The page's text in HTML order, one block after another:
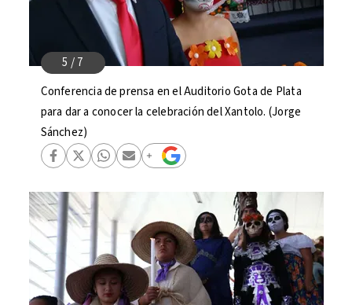
Conferencia de prensa en el Auditorio Gota de Plata
para dar a conocer la celebración del Xantolo. (Jorge
Sánchez)